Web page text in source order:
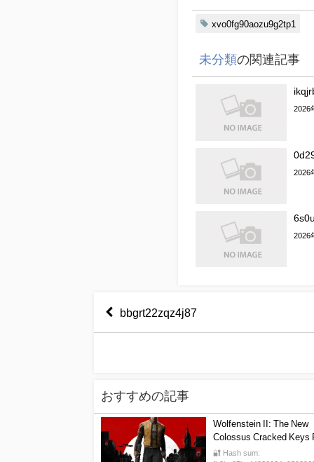
xvo0fg90aozu9g2tp1
未分類の関連記事
2026
2026
2026
bbgrt22zqz4j87
おすすめの記事
Wolfenstein II: The New
Colossus Cracked Keys
Game Bypass Steam
🔐 Hash sum: